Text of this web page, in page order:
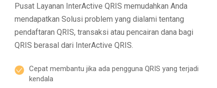
Pusat Layanan InterActive QRIS memudahkan Anda
mendapatkan Solusi problem yang dialami tentang
pendaftaran QRIS, transaksi atau pencairan dana bagi
QRIS berasal dari InterActive QRIS.
Cepat membantu jika ada pengguna QRIS yang terjadi
kendala